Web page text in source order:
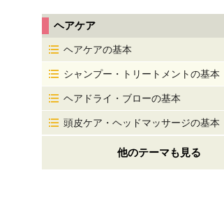
ヘアケア
ヘアケアの基本
シャンプー・トリートメントの基本
ヘアドライ・ブローの基本
頭皮ケア・ヘッドマッサージの基本
他のテーマも見る